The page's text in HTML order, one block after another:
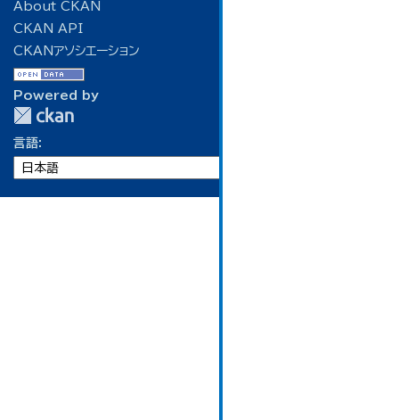
About CKAN
CKAN API
CKANアソシエーション
Powered by
言語